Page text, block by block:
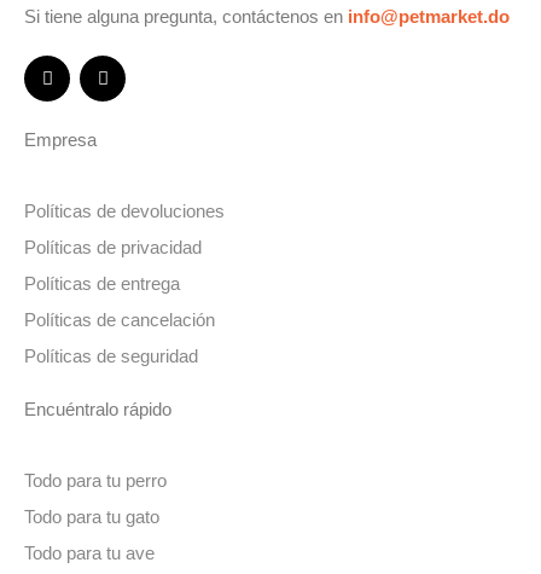
Si tiene alguna pregunta, contáctenos en info@petmarket.do
Empresa
Políticas de devoluciones
Políticas de privacidad
Políticas de entrega
Políticas de cancelación
Políticas de seguridad
Encuéntralo rápido
Todo para tu perro
Todo para tu gato
Todo para tu ave